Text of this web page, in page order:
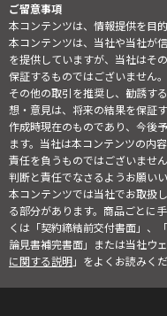
ご留意事項
本コンテンツは、情報提供を目
本コンテンツは、当社や当社が
を提供していますが、当社はそ
保証するものではございません
その他の取引を推奨し、勧誘す
想・意見は、将来の結果を保証
作成時現在のものであり、今後
ます。当社は本コンテンツの内
責任を負うものではございませ
判断と責任でなさるようお願いい
本コンテンツでは当社でお取扱
る部分があります。商品ごとに
くは「契約締結前交付書面」、
論見書補完書面」または当社ウ
に関する説明」をよくお読みくだ